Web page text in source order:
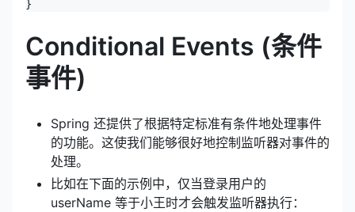
Conditional Events (条件
事件)
Spring 还提供了根据特定标准有条件地处理事件
的功能。这使我们能够很好地控制监听器对事件的
处理。
比如在下面的示例中，仅当登录用户的
userName 等于小王时才会触发监听器执行：